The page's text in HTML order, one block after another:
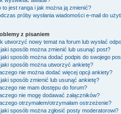
to jest ranga i jak można ją zmienić?
próby wysłania wiadomości e-mail do
z pisaniem
utworzyć nowy temat na forum lub wysłać
sposób można zmienić lub usunąć post?
sposób można dodać podpis do swojego
sposób można utworzyć ankietę?
nie można dodać więcej opcji ankiety?
sposób zmienić lub usunąć ankietę?
nie mam dostępu do forum?
nie mogę dodawać załączników?
otrzymałem/otrzymałam ostrzeżenie?
sposób można zgłosić posty moderatorowi?